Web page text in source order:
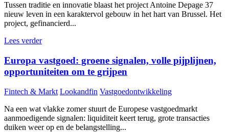
Tussen traditie en innovatie blaast het project Antoine Depage 37
nieuw leven in een karaktervol gebouw in het hart van Brussel. Het
project, gefinancierd...
Lees verder
Europa vastgoed: groene signalen, volle pijplijnen,
opportuniteiten om te grijpen
Fintech & Markt Lookandfin Vastgoedontwikkeling
Na een wat vlakke zomer stuurt de Europese vastgoedmarkt
aanmoedigende signalen: liquiditeit keert terug, grote transacties
duiken weer op en de belangstelling...